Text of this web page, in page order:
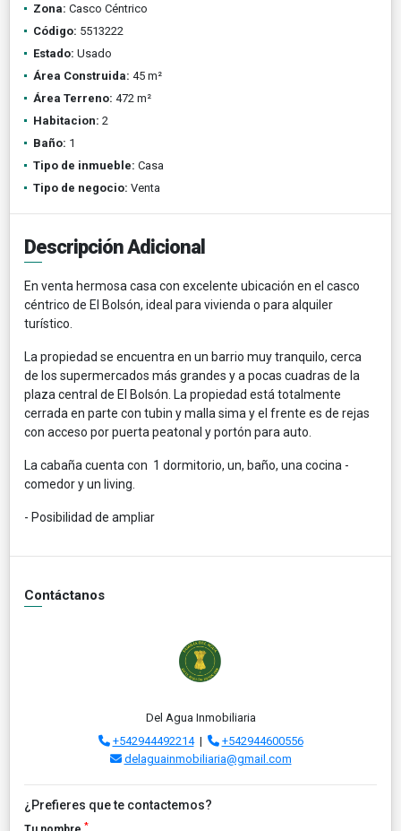
Zona: Casco Céntrico
Código: 5513222
Estado: Usado
Área Construida: 45 m²
Área Terreno: 472 m²
Habitacion: 2
Baño: 1
Tipo de inmueble: Casa
Tipo de negocio: Venta
Descripción Adicional
En venta hermosa casa con excelente ubicación en el casco
céntrico de El Bolsón, ideal para vivienda o para alquiler
turístico.
La propiedad se encuentra en un barrio muy tranquilo, cerca
de los supermercados más grandes y a pocas cuadras de la
plaza central de El Bolsón. La propiedad está totalmente
cerrada en parte con tubin y malla sima y el frente es de rejas
con acceso por puerta peatonal y portón para auto.
La cabaña cuenta con 1 dormitorio, un, baño, una cocina -
comedor y un living.
- Posibilidad de ampliar
Contáctanos
Del Agua Inmobiliaria
+542944492214|
+542944600556
delaguainmobiliaria@gmail.com
¿Prefieres que te contactemos?
*